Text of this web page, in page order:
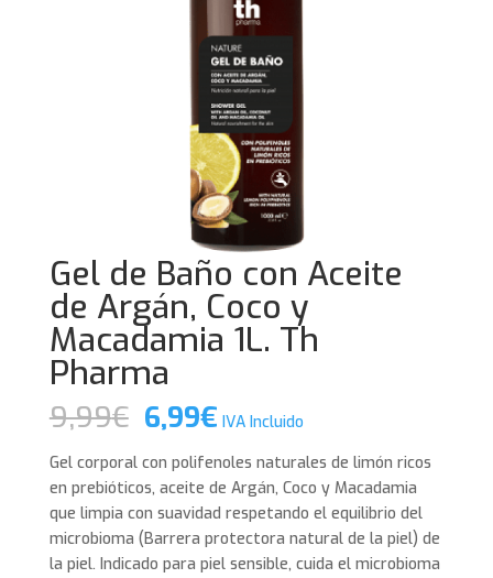
Gel de Baño con Aceite
de Argán, Coco y
Macadamia 1L. Th
Pharma
9,99€ El
precio
original
era:
9,99€.
6,99€El
actual
es:
6,99€.
IVA Incluido
Gel corporal con polifenoles naturales de limón ricos
en prebióticos, aceite de Argán, Coco y Macadamia
que limpia con suavidad respetando el equilibrio del
microbioma (Barrera protectora natural de la piel) de
la piel. Indicado para piel sensible, cuida el microbioma